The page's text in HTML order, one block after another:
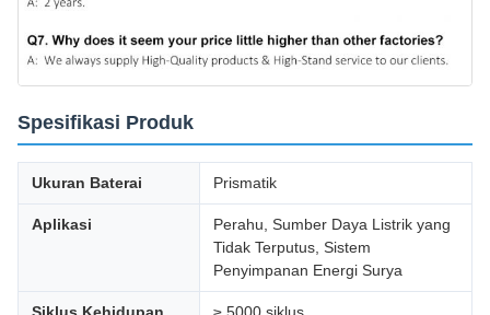
Spesifikasi Produk
Ukuran Baterai Prismatik
Aplikasi
Perahu, Sumber Daya Listrik yang
Tidak Terputus, Sistem
Penyimpanan Energi Surya
Siklus Kehidupan ≥ 5000 siklus